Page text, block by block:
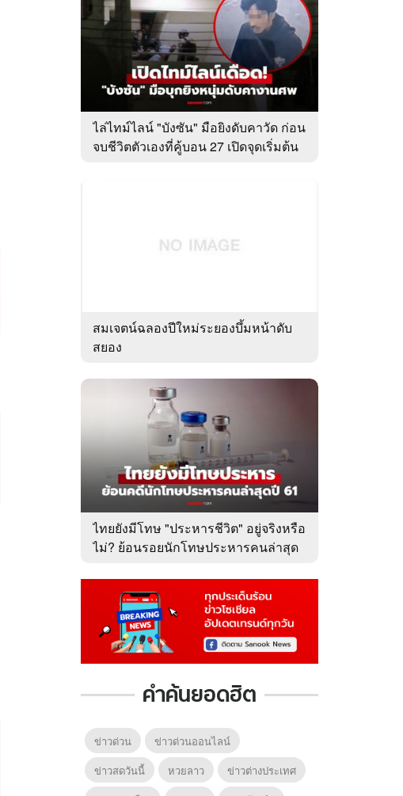
ไล่ไทม์ไลน์ "บังซัน" มือยิงดับคาวัด ก่อน
จบชีวิตตัวเองที่คู้บอน 27 เปิดจุดเริ่มต้น
สมเจตน์ฉลองปีใหม่ระยองบึ้มหน้าดับ
สยอง
ไทยยังมีโทษ "ประหารชีวิต" อยู่จริงหรือ
ไม่? ย้อนรอยนักโทษประหารคนล่าสุด
คำค้นยอดฮิต
ข่าวด่วน
ข่าวด่วนออนไลน์
ข่าวสดวันนี้
หวยลาว
ข่าวต่างประเทศ